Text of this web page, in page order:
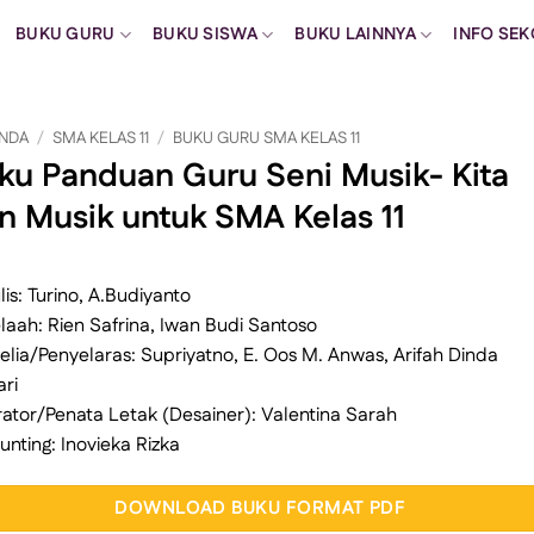
BUKU GURU BUKU SISWA BUKU LAINNYA INFO
/ SMA KELAS 11 / BUKU GURU SMA KELAS 11
Panduan Guru Seni Musik- Kita
Musik untuk SMA Kelas 11
Turino, A.Budiyanto
Rien Safrina, Iwan Budi Santoso
Penyelaras: Supriyatno, E. Oos M. Anwas, Arifah Dinda
Penata Letak (Desainer): Valentina Sarah
Inovieka Rizka
DOWNLOAD BUKU FORMAT PDF